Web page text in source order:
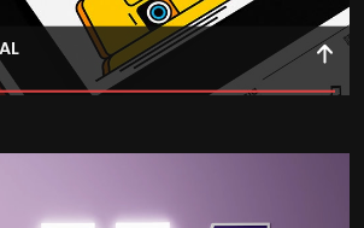
crear gráficos precisos y de alta